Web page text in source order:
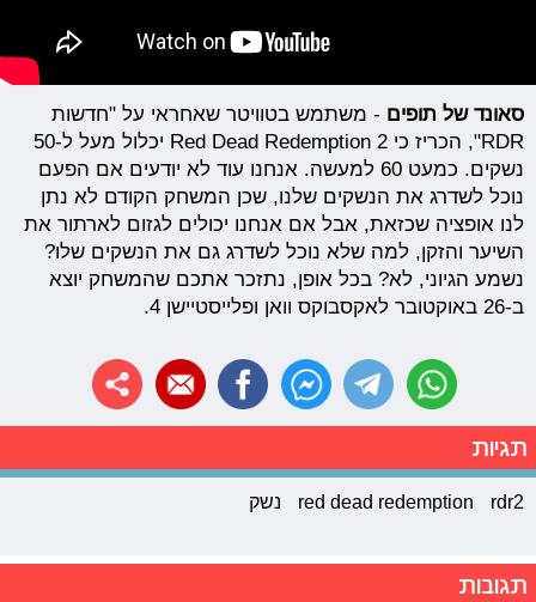
סאונד של תופים - משתמש בטוויטר שאחראי על "חדשות
RDR", הכריז כי Red Dead Redemption 2 יכלול מעל ל-50
נשקים. כמעט 60 למעשה. אנחנו עוד לא יודעים אם הפעם
נוכל לשדרג את הנשקים שלנו, שכן המשחק הקודם לא נתן
לנו אופציה שכזאת, אבל אם אנחנו יכולים לגזום לארתור את
השיער והזקן, למה שלא נוכל לשדרג גם את הנשקים שלו?
נשמע הגיוני, לא? בכל אופן, נתזכר אתכם שהמשחק יוצא
ב-26 באוקטובר לאקסבוקס וואן ופלייסטיישן 4.
תגיות
rdr2
red dead redemption נשק
תגובות